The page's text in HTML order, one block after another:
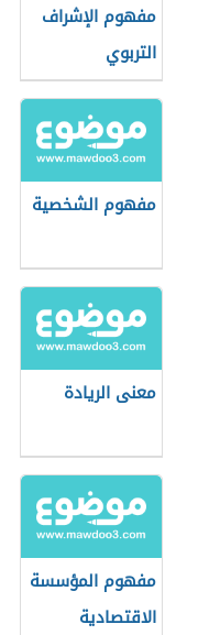
مفهوم الإشراف
التربوي
مفهوم الشخصية
معنى الريادة
مفهوم المؤسسة
الاقتصادية